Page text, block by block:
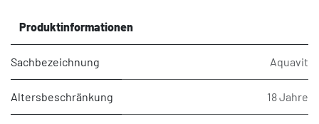
Produktinformationen
Sachbezeichnung Aquavit
Altersbeschränkung 18 Jahre